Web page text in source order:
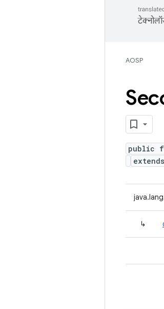
AOSP
public
extends
↳